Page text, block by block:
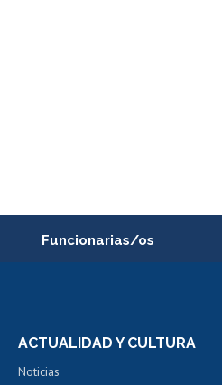
Funcionarias/os
Portal de movilidad interna
Certificado de renta
ACTUALIDAD Y CULTURA
Noticias